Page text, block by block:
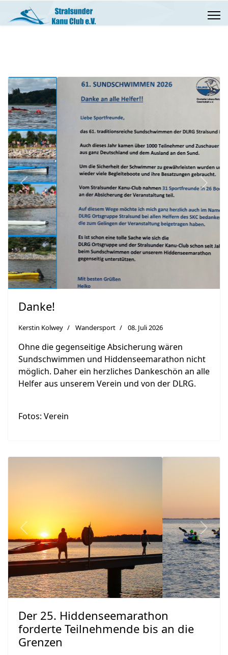
Previous Next
Danke!
Kerstin Kolwey Wandersport 08. Juli 2026
Ohne die gegenseitige Absicherung wären
Sundschwimmen und Hiddenseemarathon nicht
möglich. Daher ein herzliches Dankeschön an alle
Helfer aus unserem Verein und von der DLRG.
Fotos: Verein
Previous Next
Der 25. Hiddenseemarathon
forderte Teilnehmende bis an die
Grenzen